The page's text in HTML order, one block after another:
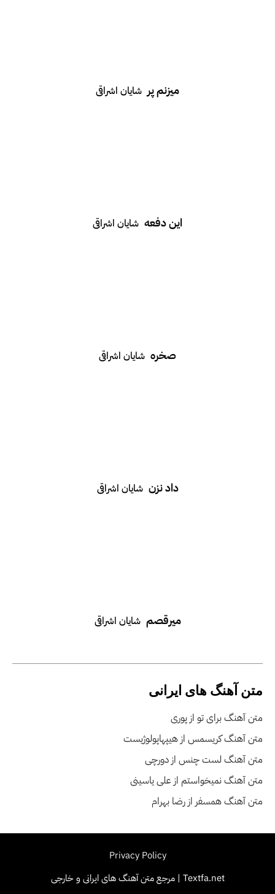
میزنم پر شایان اشراقی
این دفعه شایان اشراقی
صخره شایان اشراقی
داد نزن شایان اشراقی
میرقصم شایان اشراقی
متن آهنگ های ایرانی
متن آهنگ برای تو از پوری
متن آهنگ کریسمس از هیپهاپولوژیست
متن آهنگ لست چنس از دورچی
متن آهنگ نمیخواستم از علی یاسینی
متن آهنگ همسفر از رضا بهرام
Privacy Policy
Textfa.net | مرجع متن آهنگ های ایرانی و خارجی